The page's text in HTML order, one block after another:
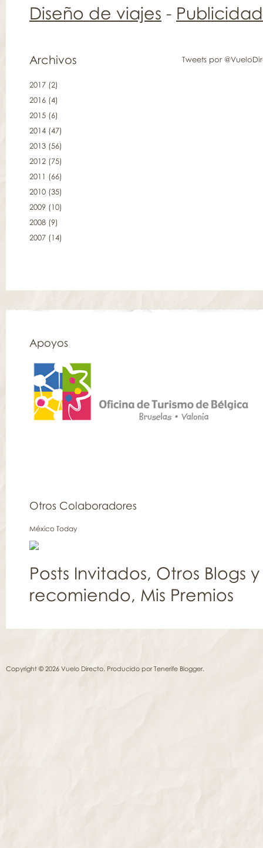
Diseño de viajes -
Archivos
2017 (2)
2016 (4)
2015 (6)
2014 (47)
2013 (56)
2012 (75)
2011 (66)
2010 (35)
2009 (10)
2008 (9)
2007 (14)
Tweets por
Apoyos
Otros Colaboradores
México Today
Posts Invitados, Otros Blogs
recomiendo, Mis Premios
Copyright © 2026 Vuelo Directo. Producido porTenerife Blogger.